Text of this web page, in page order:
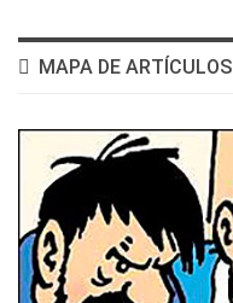
MAPA DE ARTÍCULOS